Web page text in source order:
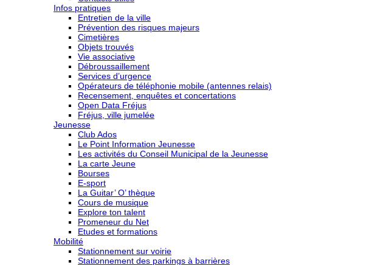
Infos pratiques
Entretien de la ville
Prévention des risques majeurs
Cimetières
Objets trouvés
Vie associative
Débroussaillement
Services d’urgence
Opérateurs de téléphonie mobile (antennes relais)
Recensement, enquêtes et concertations
Open Data Fréjus
Fréjus, ville jumelée
Jeunesse
Club Ados
Le Point Information Jeunesse
Les activités du Conseil Municipal de la Jeunesse
La carte Jeune
Bourses
E-sport
La Guitar’ O’ thèque
Cours de musique
Explore ton talent
Promeneur du Net
Etudes et formations
Mobilité
Stationnement sur voirie
Stationnement des parkings à barrières